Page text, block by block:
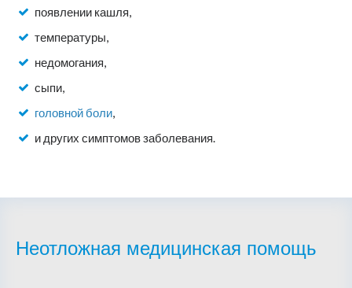
появлении кашля,
температуры,
недомогания,
сыпи,
головной боли,
и других симптомов заболевания.
Неотложная медицинская помощь